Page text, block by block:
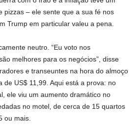
pizzas – ele sente que a sua fé nos
Trump em particular valeu a pena.
neutro. “Eu voto nos
melhores para os negócios”, disse
e transeuntes na hora do almoço
de US$ 11,99. Aqui está a prova: no
ele viu um aumento dramático no
no motel, de cerca de 15 quartos
ou mais.